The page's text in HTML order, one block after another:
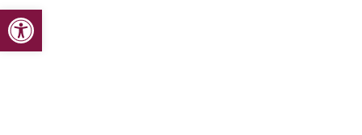
Abrir barra de herramientas
Inicio